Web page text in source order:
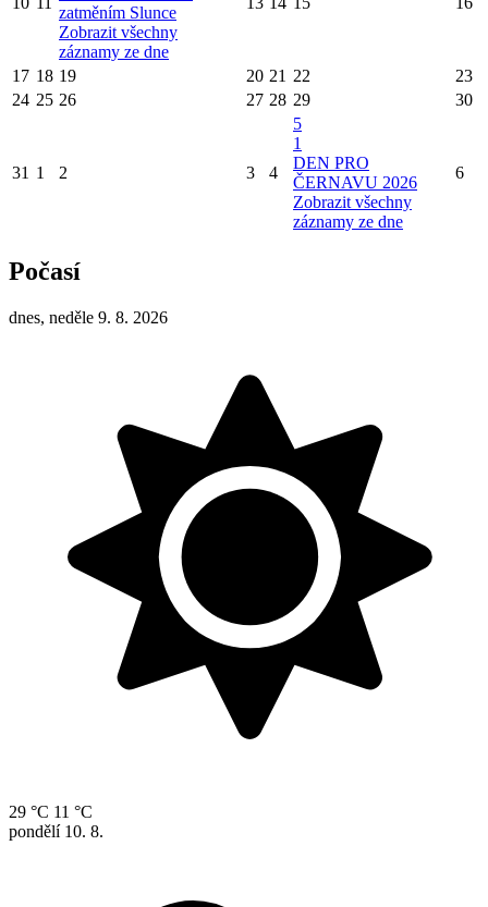
zatměním Slunce
Zobrazit všechny
záznamy ze dne
17 18 19 20 21 22
23
24 25 26 27 28 29 30
31 1 2 3 4
5
1
DEN PRO
ČERNAVU 2026
Zobrazit všechny
záznamy ze dne
6
Počasí
dnes, neděle 9. 8. 2026
29 °C 11 °C
pondělí 10. 8.